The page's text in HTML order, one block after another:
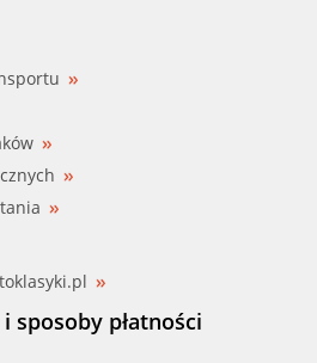
sposoby płatności